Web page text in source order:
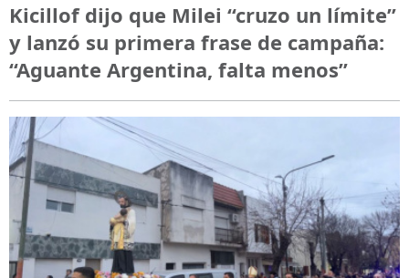
Kicillof dijo que Milei “cruzo un límite”
y lanzó su primera frase de campaña:
“Aguante Argentina, falta menos”